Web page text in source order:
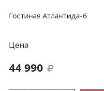
Гостиная Атлантида-6
Цена
44 990